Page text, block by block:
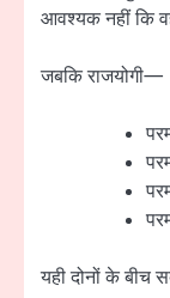
आवश्यक नहीं कि
जबकि राजयोगी—
यही दोनों के बीच